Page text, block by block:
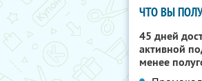
ЧТО ВЫ
45 дней
активной
менее